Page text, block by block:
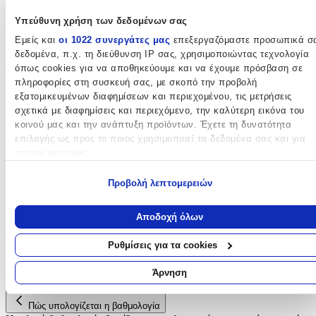
Υπεύθυνη χρήση των δεδομένων σας
Εμείς και οι 1022 συνεργάτες μας επεξεργαζόμαστε προσωπικά
δεδομένα, π.χ. τη διεύθυνση IP σας, χρησιμοποιώντας τεχνολογία
όπως cookies για να αποθηκεύουμε και να έχουμε πρόσβαση σε
πληροφορίες στη συσκευή σας, με σκοπό την προβολή
εξατομικευμένων διαφημίσεων και περιεχομένου, τις μετρήσεις
σχετικά με διαφημίσεις και περιεχόμενο, την καλύτερη εικόνα του
κοινού μας και την ανάπτυξη προϊόντων. Έχετε τη δυνατότητα
επιλογής ως προς το ποιος χρησιμοποιεί τα δεδομένα σας και για
Εάν μας επιτρέπετε, θα θέλαμε επίσης:
τοποθεσία, οι οποίες μπορεί να είναι ακριβείς σε απόσταση
Να αναγνωρίσουμε τη συσκευή σας σαρώνοντας ενεργά για
συγκεκριμένα χαρακτηριστικά (δακτυλικό αποτύπωμα)
Μάθετε περισσότερα σχετικά με τον τρόπο επεξεργασίας των
προσωπικών σας δεδομένων και καθορίστε τις προτιμήσεις σας
ενότητα “Λεπτομέρειες”
τη συγκατάθεσή σας ανά πάσα στιγμή από τη Δήλωση Cookies.
Προβολή λεπτομερειών
Αποδοχή όλων
Ρυθμίσεις για τα cookies
Άρνηση
Μηχανής
Διαστάσεις
Πλάτος
160
cm
Αξιολογήσεις
Προς το παρόν δεν υπάρχουν άλλες αξιολογήσεις. Όταν
προστεθούν, θα εμφανιστούν εδώ.
Πώς υπολογίζεται η βαθμολογία